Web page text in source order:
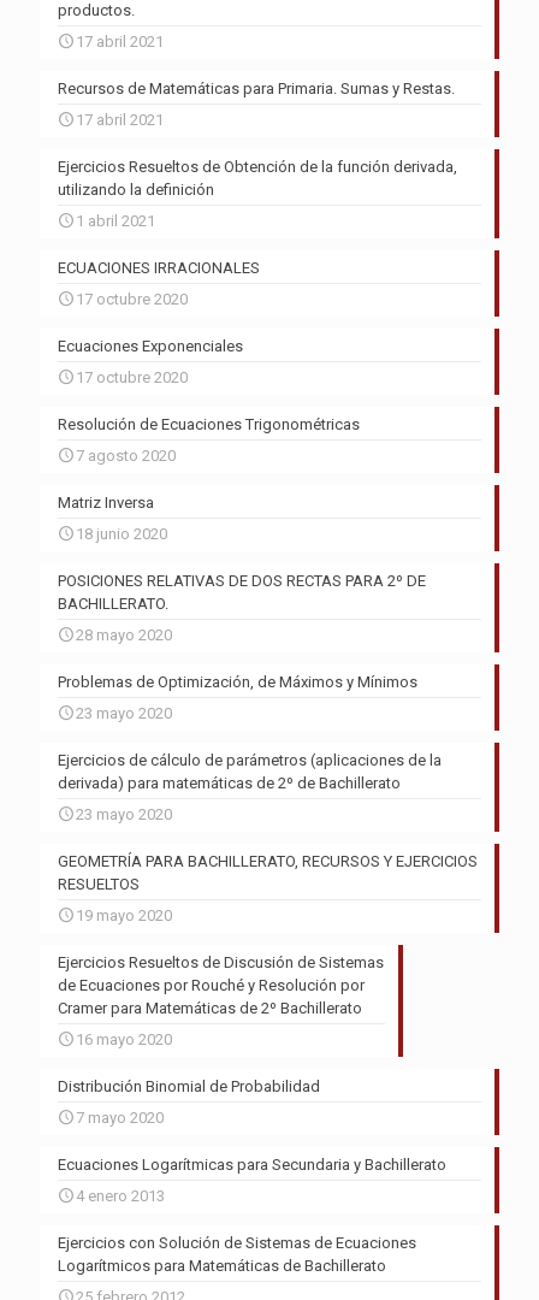
productos.
17 abril 2021
Recursos de Matemáticas para Primaria. Sumas y Restas.
17 abril 2021
Ejercicios Resueltos de Obtención de la función derivada,
utilizando la definición
1 abril 2021
ECUACIONES IRRACIONALES
17 octubre 2020
Ecuaciones Exponenciales
17 octubre 2020
Resolución de Ecuaciones Trigonométricas
7 agosto 2020
Matriz Inversa
18 junio 2020
POSICIONES RELATIVAS DE DOS RECTAS PARA 2º DE
BACHILLERATO.
28 mayo 2020
Problemas de Optimización, de Máximos y Mínimos
23 mayo 2020
Ejercicios de cálculo de parámetros (aplicaciones de la
derivada) para matemáticas de 2º de Bachillerato
23 mayo 2020
GEOMETRÍA PARA BACHILLERATO, RECURSOS Y EJERCICIOS
RESUELTOS
19 mayo 2020
Ejercicios Resueltos de Discusión de Sistemas
de Ecuaciones por Rouché y Resolución por
Cramer para Matemáticas de 2º Bachillerato
16 mayo 2020
Distribución Binomial de Probabilidad
7 mayo 2020
Ecuaciones Logarítmicas para Secundaria y Bachillerato
4 enero 2013
Ejercicios con Solución de Sistemas de Ecuaciones
Logarítmicos para Matemáticas de Bachillerato